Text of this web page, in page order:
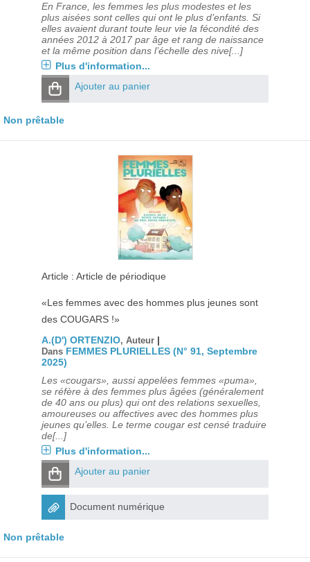
En France, les femmes les plus modestes et les
plus aisées sont celles qui ont le plus d’enfants. Si
elles avaient durant toute leur vie la fécondité des
années 2012 à 2017 par âge et rang de naissance
et la même position dans l’échelle des nive[...]
Plus d'information...
Ajouter au panier
Non prêtable
Article : Article de périodique
«Les femmes avec des hommes plus jeunes sont
des COUGARS !»
A.(D') ORTENZIO, Auteur |
Dans FEMMES PLURIELLES (N° 91, Septembre
2025)
Les «cougars», aussi appelées femmes «puma»,
se réfère à des femmes plus âgées (généralement
de 40 ans ou plus) qui ont des relations sexuelles,
amoureuses ou affectives avec des hommes plus
jeunes qu’elles. Le terme cougar est censé traduire
de[...]
Plus d'information...
Ajouter au panier
Document numérique
Non prêtable